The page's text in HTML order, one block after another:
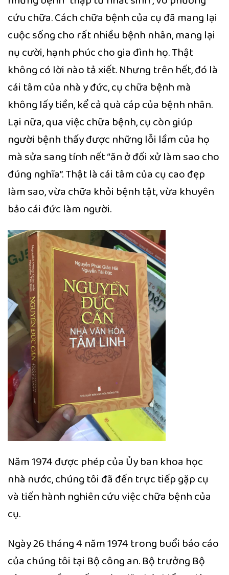
cứu chữa. Cách chữa bệnh của cụ đã mang lại
cuộc sống cho rất nhiều bệnh nhân, mang lại
nụ cười, hạnh phúc cho gia đình họ. Thật
không có lời nào tả xiết. Nhưng trên hết, đó là
cái tâm của nhà y đức, cụ chữa bệnh mà
không lấy tiền, kể cả quà cáp của bệnh nhân.
Lại nữa, qua việc chữa bệnh, cụ còn giúp
người bệnh thấy được những lỗi lầm của họ
mà sửa sang tính nết “ăn ở đối xử làm sao cho
đúng nghĩa”. Thật là cái tâm của cụ cao đẹp
làm sao, vừa chữa khỏi bệnh tật, vừa khuyên
bảo cái đức làm người.
Năm 1974 được phép của Ủy ban khoa học
nhà nước, chúng tôi đã đến trực tiếp gặp cụ
và tiến hành nghiên cứu việc chữa bệnh của
cụ.
Ngày 26 tháng 4 năm 1974 trong buổi báo cáo
của chúng tôi tại Bộ công an. Bộ trưởng Bộ